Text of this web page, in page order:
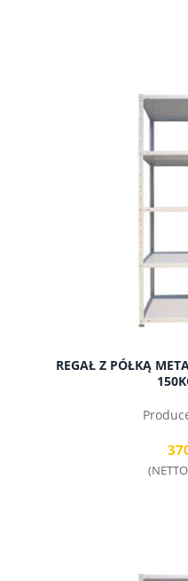
do
REGAŁ Z PÓŁKĄ